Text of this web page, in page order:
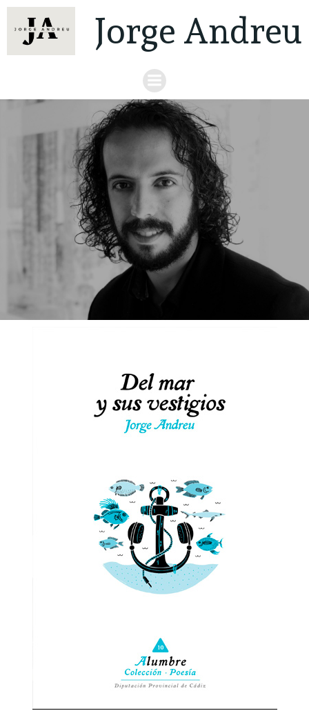
Jorge Andreu